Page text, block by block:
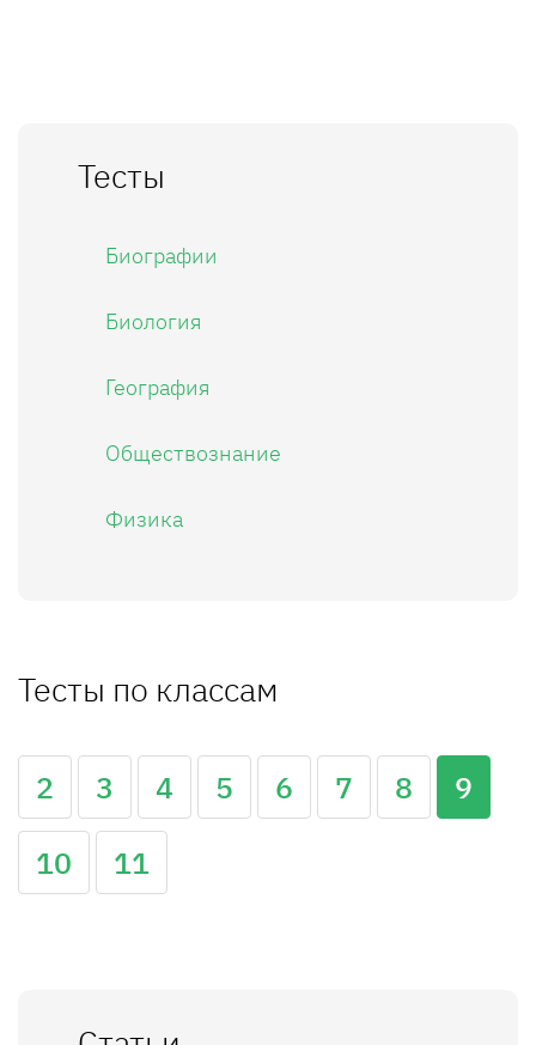
Тесты
Биографии
Биология
География
Обществознание
Физика
Тесты по классам
2 3 4 5 6 7 8
9
10
11